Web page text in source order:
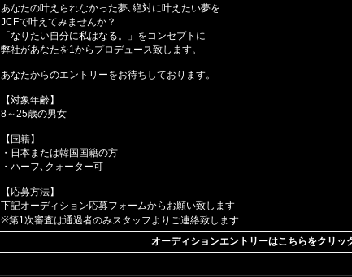
あなたの叶えられなかった夢､絶対に叶えたい夢を
JCFで叶えてみませんか？
「なりたい自分に私はなる。」をコンセプトに
弊社があなたを1からプロデュース致します。
あなたからのエントリーをお待ちしております。
【対象年齢】
8～25歳の男女
【国籍】
・日本または韓国国籍の方
・ハーフ､クォーター可
【応募方法】
下記オーディション応募フォームからお願い致します
※第1次審査は通過者のみスタッフよりご連絡致します
オーディションエントリーはこちらをクリッ